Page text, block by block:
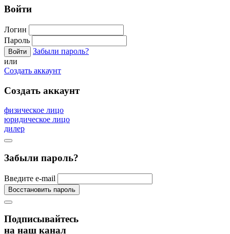
Войти
Логин
Пароль
Забыли пароль?
или
Создать аккаунт
Создать аккаунт
физическое лицо
юридическое лицо
дилер
Забыли пароль?
Введите e-mail
Подписывайтесь
на наш канал